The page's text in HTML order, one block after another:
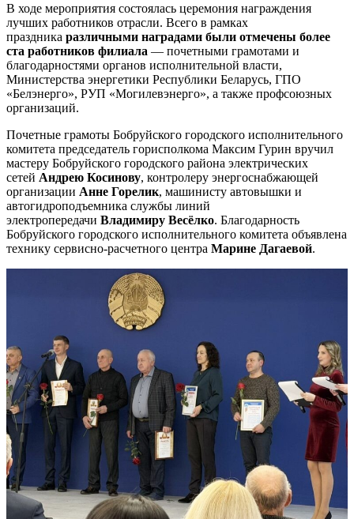
В ходе мероприятия состоялась церемония награждения
лучших работников отрасли. Всего в рамках
праздника различными наградами были отмечены более
ста работников филиала — почетными грамотами и
благодарностями органов исполнительной власти,
Министерства энергетики Республики Беларусь, ГПО
«Белэнерго», РУП «Могилевэнерго», а также профсоюзных
организаций.
Почетные грамоты Бобруйского городского исполнительного
комитета председатель горисполкома Максим Гурин вручил
мастеру Бобруйского городского района электрических
сетей Андрею Косинову, контролеру энергоснабжающей
организации Анне Горелик, машинисту автовышки и
автогидроподъемника службы линий
электропередачи Владимиру Весёлко. Благодарность
Бобруйского городского исполнительного комитета объявлена
технику сервисно-расчетного центра Марине Дагаевой.